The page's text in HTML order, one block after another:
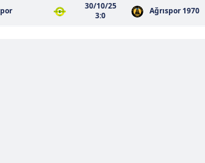
30/10/25
3:0
Ağrıspor 1970